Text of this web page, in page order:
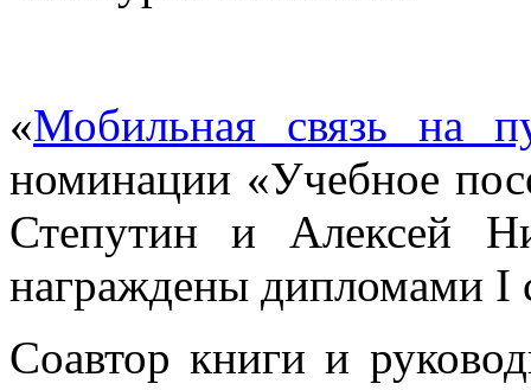
«Мобильная связь на
номинации «Учебное
Степутин и Алексей
награждены дипломами I
Соавтор книги и